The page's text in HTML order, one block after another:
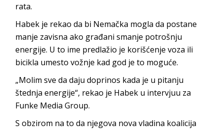
rata.
Habek je rekao da bi Nemačka mogla da postane
manje zavisna ako građani smanje potrošnju
energije. U to ime predlažio je korišćenje voza ili
bicikla umesto vožnje kad god je to moguće.
„Molim sve da daju doprinos kada je u pitanju
štednja energije“, rekao je Habek u intervjuu za
Funke Media Group.
S obzirom na to da njegova nova vladina koalicija